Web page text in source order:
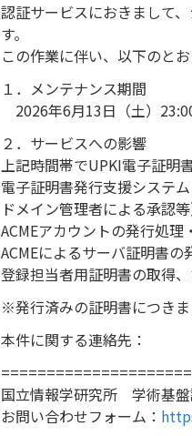
認証サービスにおきまして
す。
この作業に伴い、以下のと
１．メンテナンス期間
2026年6月13日（土）
２．サービスへの影響
上記時間帯でUPKI電子証明
電子証明書発行支援システ
ドメイン管理者による承認
ACMEアカウントの発行処理
ACMEによるサーバ証明書の
登録担当者用証明書の取得
※発行済みの証明書につきま
本件に関する連絡先：
国立情報学研究所 学術基
お問い合わせフォーム：